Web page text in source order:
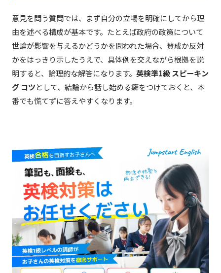
意見を問う質問では、まず自分の立場を明確にしてから理
由を述べる構成が基本です。たとえば政府の政策について
世論が影響を与えるかどうかを問われた場合、賛成か反対
かをはっきり示したうえで、具体例を交えながら根拠を説
明すると、論理的な解答になります。 英検準1級 スピーキン
グ コツとして、結論から話し始める癖をつけておくと、本
番でも慌てずに答えやすくなります。